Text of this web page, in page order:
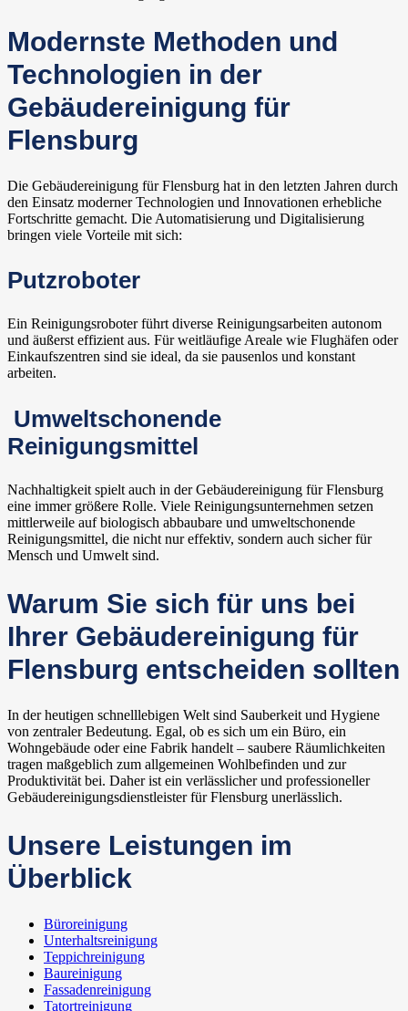
Modernste Methoden und
Technologien in der
Gebäudereinigung für
Flensburg
Die Gebäudereinigung für Flensburg hat in den letzten Jahren durch
den Einsatz moderner Technologien und Innovationen erhebliche
Fortschritte gemacht. Die Automatisierung und Digitalisierung
bringen viele Vorteile mit sich:
Putzroboter
Ein Reinigungsroboter führt diverse Reinigungsarbeiten autonom
und äußerst effizient aus. Für weitläufige Areale wie Flughäfen oder
Einkaufszentren sind sie ideal, da sie pausenlos und konstant
arbeiten.
Umweltschonende
Reinigungsmittel
Nachhaltigkeit spielt auch in der Gebäudereinigung für Flensburg
eine immer größere Rolle. Viele Reinigungsunternehmen setzen
mittlerweile auf biologisch abbaubare und umweltschonende
Reinigungsmittel, die nicht nur effektiv, sondern auch sicher für
Mensch und Umwelt sind.
Warum Sie sich für uns bei
Ihrer Gebäudereinigung für
Flensburg entscheiden sollten
In der heutigen schnelllebigen Welt sind Sauberkeit und Hygiene
von zentraler Bedeutung. Egal, ob es sich um ein Büro, ein
Wohngebäude oder eine Fabrik handelt – saubere Räumlichkeiten
tragen maßgeblich zum allgemeinen Wohlbefinden und zur
Produktivität bei. Daher ist ein verlässlicher und professioneller
Gebäudereinigungsdienstleister für Flensburg unerlässlich.
Unsere Leistungen im
Überblick
Büroreinigung
Unterhaltsreinigung
Teppichreinigung
Baureinigung
Fassadenreinigung
Tatortreinigung